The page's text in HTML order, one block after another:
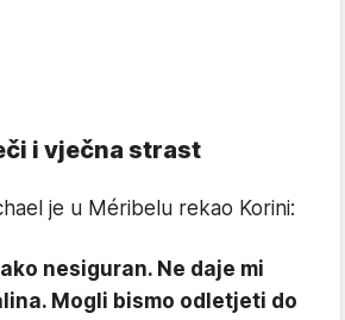
i vječna strast
je u Méribelu rekao Korini:
nesiguran. Ne daje mi
Mogli bismo odletjeti do